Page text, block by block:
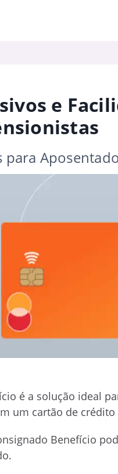
e
para
é a solução ideal
um cartão de crédito
Benefício